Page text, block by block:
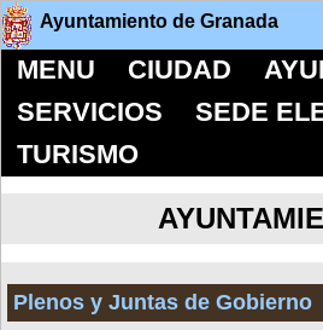
Ayuntamiento de Granada
MENU CIUDAD
SERVICIOS
SEDE
TURISMO
Plenos y Juntas de Gobierno